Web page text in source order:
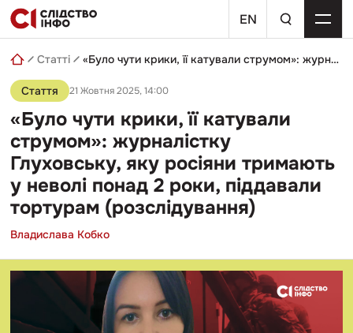
Skip
to
content
EN
пошуковий
запит
Статті «Було чути крики, її катували струмом»: журналістку Глуховську, яку росіяни тримають у неволі понад 2 роки, піддавали тортурам (розслідування)
Стаття 21 Жовтня 2025, 14:00
«Було чути крики, її катували
струмом»: журналістку
Глуховську, яку росіяни тримають
у неволі понад 2 роки, піддавали
тортурам (розслідування)
Владислава Кобко